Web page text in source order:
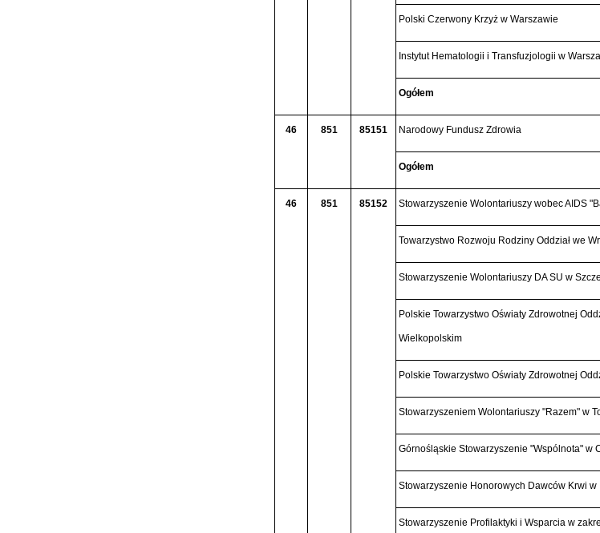
Polski Czerwony Krzyż w Warszawie
Instytut Hematologii i Transfuzjologii w
Ogółem
46 851 85151 Narodowy Fundusz Zdrowia
Ogółem
46 851 85152 Stowarzyszenie Wolontariuszy wobec AIDS
Towarzystwo Rozwoju Rodziny Oddział we
Stowarzyszenie Wolontariuszy DA SU w
Polskie Towarzystwo Oświaty Zdrowotnej
Wielkopolskim
Polskie Towarzystwo Oświaty Zdrowotnej
Stowarzyszeniem Wolontariuszy "Razem" w
Górnośląskie Stowarzyszenie "Wspólnota" w
Stowarzyszenie Honorowych Dawców Krwi w
Stowarzyszenie Profilaktyki i Wsparcia w